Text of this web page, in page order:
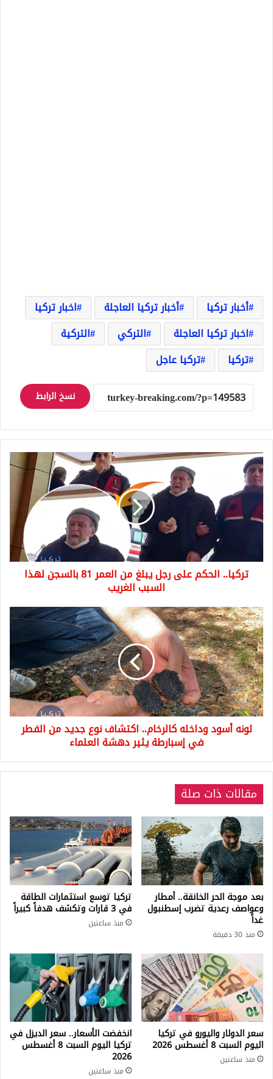
أخبار تركيا أخبار تركيا العاجلة
اخبار تركيا
اخبار تركيا العاجلة
التركي
التركية
تركيا
تركيا عاجل
نسخ الرابط
تركيا..
الحكم
على
رجل
يبلغ
من
بالسجن
تركيا.. الحكم على رجل يبلغ من العمر 81 بالسجن لهذا
السبب الغريب
لونه
أسود
وداخله
كالرخام..
اكتشاف
نوع
جديد
من
الفطر
إسبارطة
دهشة
لونه أسود وداخله كالرخام.. اكتشاف نوع جديد من الفطر
في إسبارطة يثير دهشة العلماء
مقالات ذات صلة
بعد موجة الحر الخانقة.. أمطار
وعواصف رعدية تضرب إسطنبول
غداً
منذ 30 دقيقة
تركيا توسع استثمارات الطاقة
في 3 قارات وتكشف هدفاً كبيراً
منذ ساعتين
سعر الدولار واليورو في تركيا
اليوم السبت 8 أغسطس 2026
منذ ساعتين
انخفضت الأسعار.. سعر الديزل في
تركيا اليوم السبت 8 أغسطس
2026
منذ ساعتين